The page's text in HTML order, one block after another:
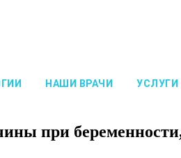
НАШИ ВРАЧИ УСЛУГИ
при